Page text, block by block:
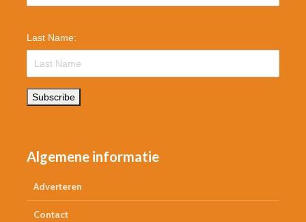
Last Name:
Subscribe
Algemene informatie
Adverteren
Contact